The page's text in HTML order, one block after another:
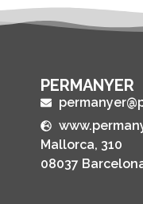
PERMANYER
Mallorca, 310
08037